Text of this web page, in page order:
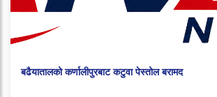
बढैयातालको कर्णालीपुरबाट कटुवा पेस्तोल बरामद